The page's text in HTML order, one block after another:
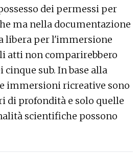
dei permessi per
ma nella documentazione
libera per l'immersione
atti non comparirebbero
sub. In base alla
immersioni ricreative sono
di profondità e solo quelle
scientifiche possono